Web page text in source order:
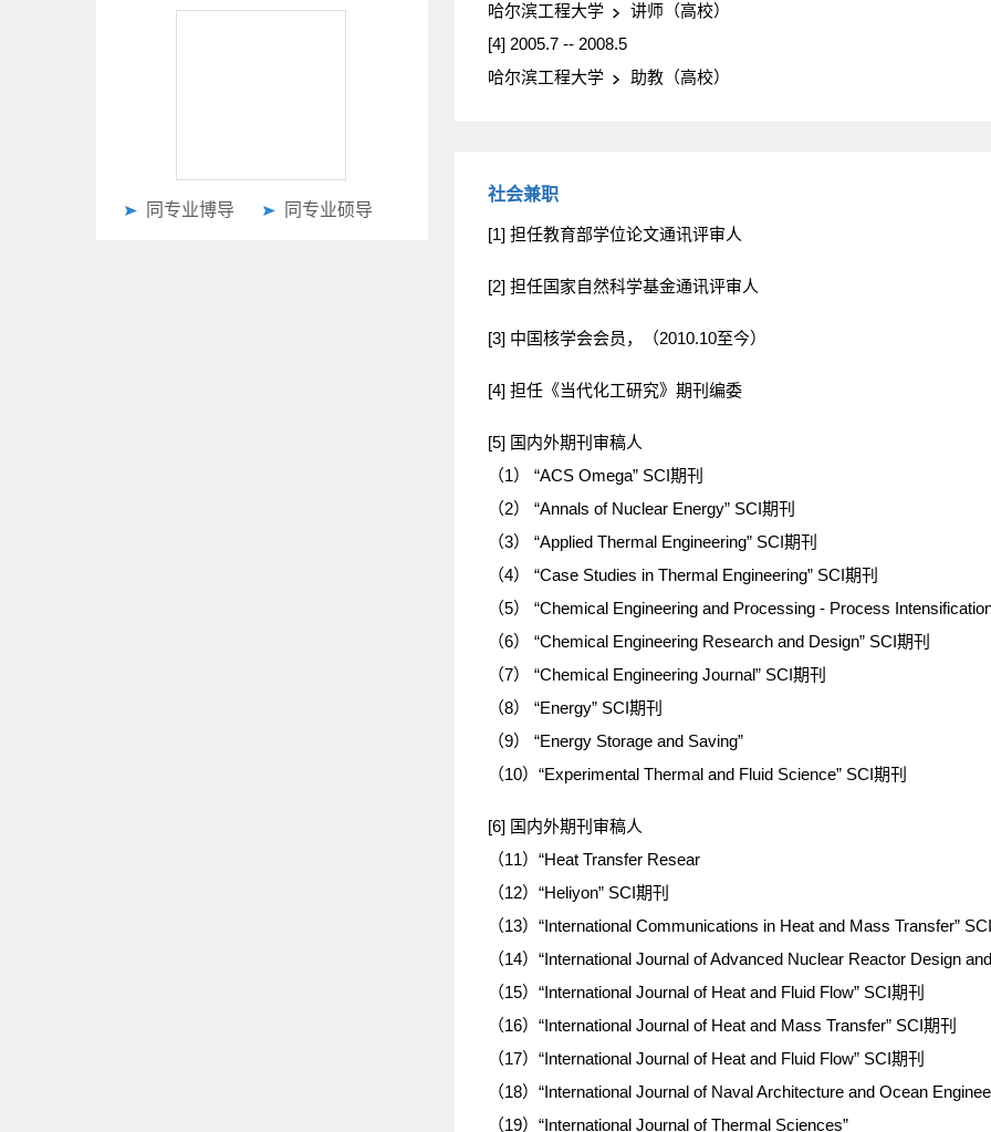
同专业博导 同专业硕导
哈尔滨工程大学
讲师（高校）
[4] 2005.7 -- 2008.5
哈尔滨工程大学
助教（高校）
社会兼职
[1] 担任教育部学位论文通讯评审人
[2] 担任国家自然科学基金通讯评审人
[3] 中国核学会会员，（2010.10至今）
[4] 担任《当代化工研究》期刊编委
[5] 国内外期刊审稿人
（1） “ACS Omega” SCI期刊
（2） “Annals of Nuclear Energy” SCI期刊
（3） “Applied Thermal Engineering” SCI期刊
（4） “Case Studies in Thermal Engineering” SCI期刊
（5） “Chemical Engineering and Processing - Process
（6） “Chemical Engineering Research and Design” SCI期刊
（7） “Chemical Engineering Journal” SCI期刊
（8） “Energy” SCI期刊
（9） “Energy Storage and Saving”
（10）“Experimental Thermal and Fluid Science” SCI期刊
[6] 国内外期刊审稿人
（11）“Heat Transfer Resear
（12）“Heliyon” SCI期刊
（13）“International Communications in Heat and Mass Transfer”
（14）“International Journal of Advanced Nuclear Reactor Design
（15）“International Journal of Heat and Fluid Flow” SCI期刊
（16）“International Journal of Heat and Mass Transfer” SCI期刊
（17）“International Journal of Heat and Fluid Flow” SCI期刊
（18）“International Journal of Naval Architecture and Ocean
（19）“International Journal of Thermal Sciences”